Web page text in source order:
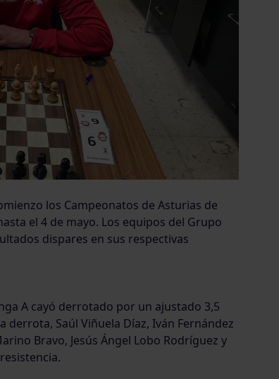
los Campeonatos de Asturias de
el 4 de mayo. Los equipos del Grupo
dispares en sus respectivas
A cayó derrotado por un ajustado 3,5
derrota, Saúl Viñuela Díaz, Iván Fernández
Bravo, Jesús Ángel Lobo Rodríguez y